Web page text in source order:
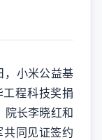
，小米公益基
程科技奖捐
院长李晓红和
同见证签约